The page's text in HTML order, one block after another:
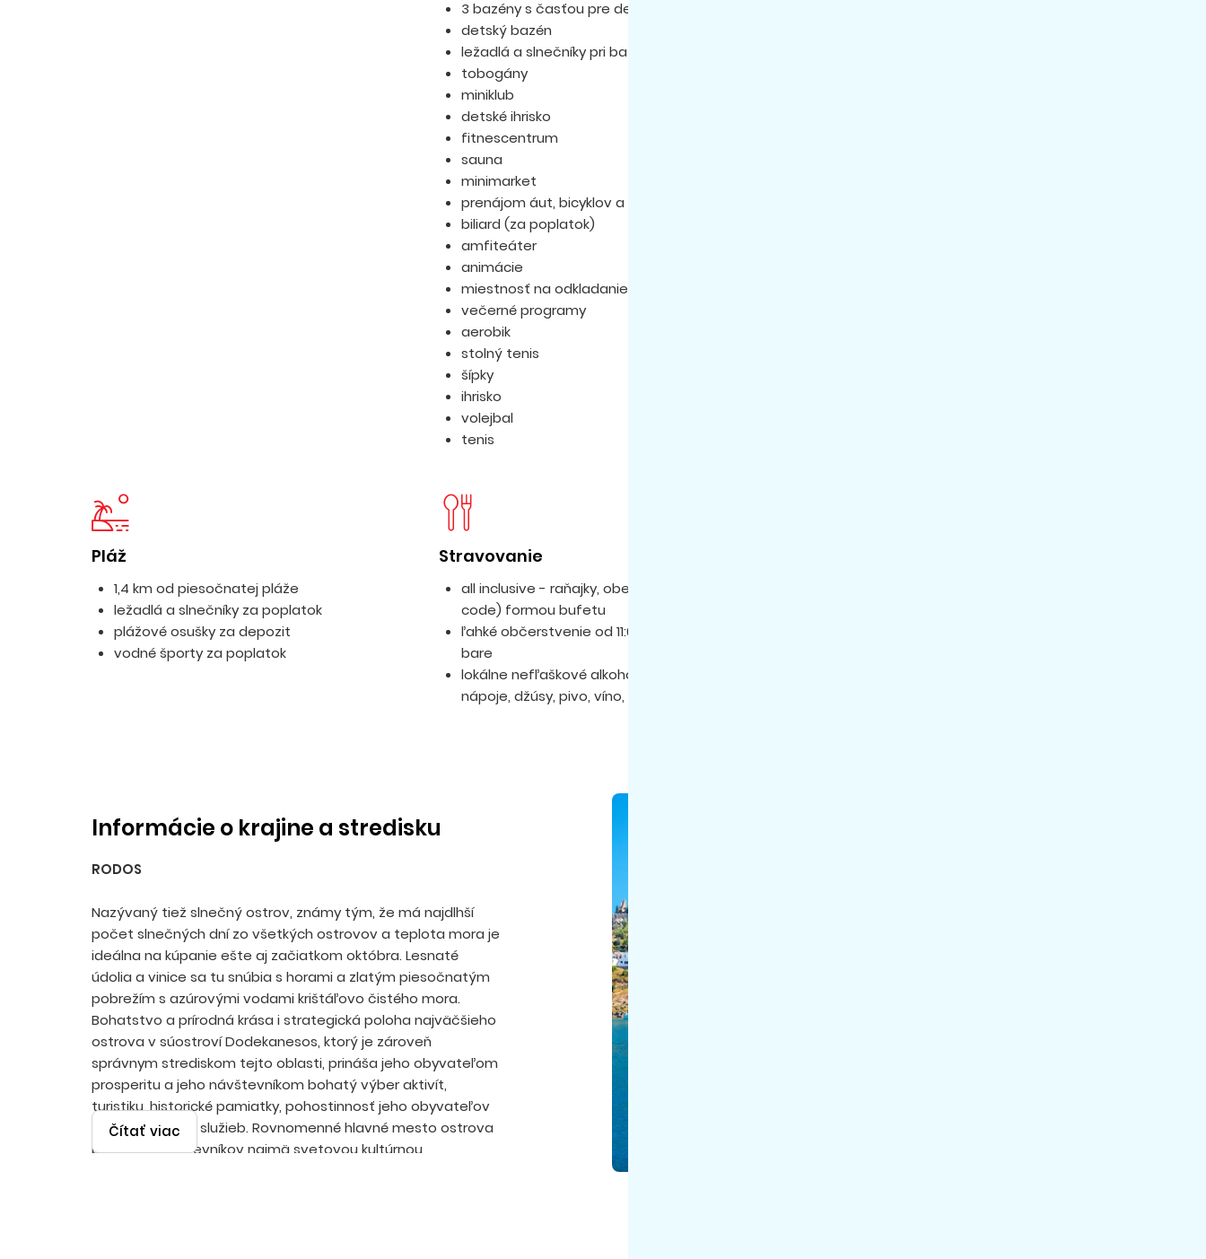
3 bazény s časťou pre deti
detský bazén
ležadlá a slnečníky pri bazéne
tobogány
miniklub
detské ihrisko
fitnescentrum
sauna
minimarket
prenájom áut, bicyklov a motocyklov
biliard (za poplatok)
amfiteáter
animácie
miestnosť na odkladanie batožiny
večerné programy
aerobik
stolný tenis
šípky
ihrisko
volejbal
tenis
Pláž
1,4 km od piesočnatej pláže
ležadlá a slnečníky za poplatok
plážové osušky za depozit
vodné športy za poplatok
Stravovanie
all inclusive - raňajky, obed a večera (dress
code) formou bufetu
ľahké občerstvenie od 11:00 - 16:30 v snack
bare
lokálne nefľaškové alkoholické a nealkoholické
nápoje, džúsy, pivo, víno, čaj, káva
Informácie o krajine a stredisku
RODOS
Nazývaný tiež slnečný ostrov, známy tým, že má najdlhší
počet slnečných dní zo všetkých ostrovov a teplota mora je
ideálna na kúpanie ešte aj začiatkom októbra. Lesnaté
údolia a vinice sa tu snúbia s horami a zlatým piesočnatým
pobrežím s azúrovými vodami krištáľovo čistého mora.
Bohatstvo a prírodná krása i strategická poloha najväčšieho
ostrova v súostroví Dodekanesos, ktorý je zároveň
správnym strediskom tejto oblasti, prináša jeho obyvateľom
prosperitu a jeho návštevníkom bohatý výber aktivít,
turistiku, historické pamiatky, pohostinnosť jeho obyvateľov
a vysokú kvalitu služieb. Rovnomenné hlavné mesto ostrova
priťahuje návštevníkov najmä svetovou kultúrnou
Čítať viac